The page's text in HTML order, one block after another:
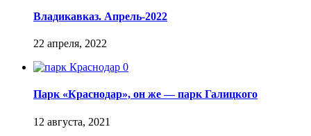
Владикавказ. Апрель-2022
Парк «Краснодар», он же — парк Галицкого